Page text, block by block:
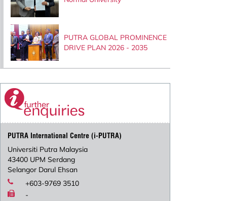
PUTRA GLOBAL PROMINENCE
DRIVE PLAN 2026 - 2035
PUTRA International Centre (i-PUTRA)
Universiti Putra Malaysia
43400 UPM Serdang
Selangor Darul Ehsan
+603-9769 3510
-